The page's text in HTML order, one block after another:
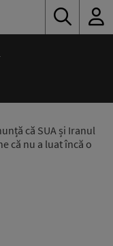
că SUA și Iranul
că nu a luat încă o